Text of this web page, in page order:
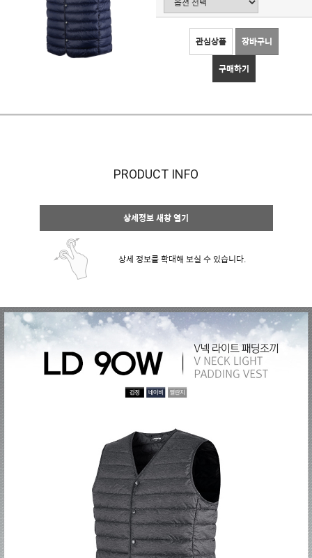
관심상품 장바구니
구매하기
PRODUCT INFO
상세정보 새창 열기
상세 정보를 확대해 보실 수 있습니다.